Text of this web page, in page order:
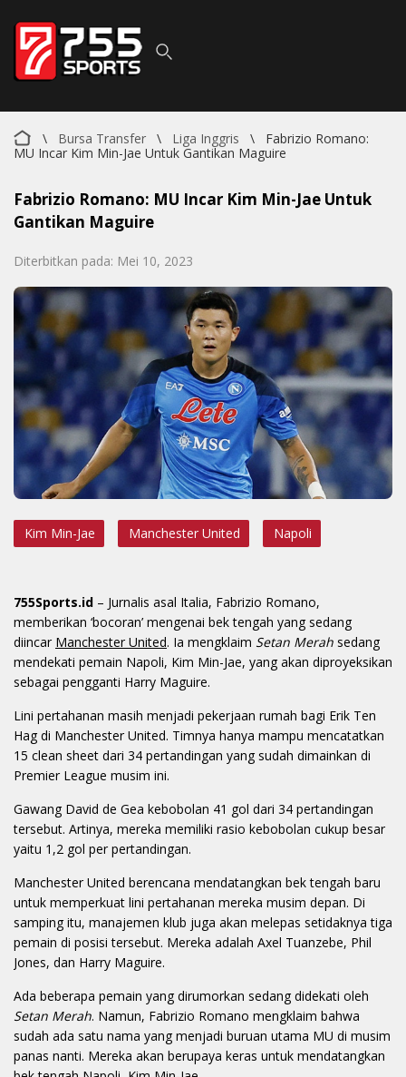
\ Bursa Transfer \ Liga Inggris \
Fabrizio Romano:
MU Incar Kim Min-Jae Untuk Gantikan Maguire
Fabrizio Romano: MU Incar Kim Min-Jae Untuk
Gantikan Maguire
Diterbitkan pada: Mei 10, 2023
Kim Min-Jae Manchester United Napoli
755Sports.id – Jurnalis asal Italia, Fabrizio Romano,
memberikan ‘bocoran’ mengenai bek tengah yang sedang
diincar Manchester United. Ia mengklaim Setan Merah sedang
mendekati pemain Napoli, Kim Min-Jae, yang akan diproyeksikan
sebagai pengganti Harry Maguire.
Lini pertahanan masih menjadi pekerjaan rumah bagi Erik Ten
Hag di Manchester United. Timnya hanya mampu mencatatkan
15 clean sheet dari 34 pertandingan yang sudah dimainkan di
Premier League musim ini.
Gawang David de Gea kebobolan 41 gol dari 34 pertandingan
tersebut. Artinya, mereka memiliki rasio kebobolan cukup besar
yaitu 1,2 gol per pertandingan.
Manchester United berencana mendatangkan bek tengah baru
untuk memperkuat lini pertahanan mereka musim depan. Di
samping itu, manajemen klub juga akan melepas setidaknya tiga
pemain di posisi tersebut. Mereka adalah Axel Tuanzebe, Phil
Jones, dan Harry Maguire.
Ada beberapa pemain yang dirumorkan sedang didekati oleh
Setan Merah. Namun, Fabrizio Romano mengklaim bahwa
sudah ada satu nama yang menjadi buruan utama MU di musim
panas nanti. Mereka akan berupaya keras untuk mendatangkan